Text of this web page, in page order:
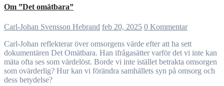
Om ”Det omätbara”
Carl-Johan Svensson Hebrand feb 20, 2025 0 Kommentar
Carl-Johan reflekterar över omsorgens värde efter att ha sett
dokumentären Det Omätbara. Han ifrågasätter varför det vi inte kan
mäta ofta ses som värdelöst. Borde vi inte istället betrakta omsorgen
som ovärderlig? Hur kan vi förändra samhällets syn på omsorg och
dess betydelse?